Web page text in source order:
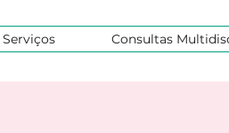
Serviços Consultas